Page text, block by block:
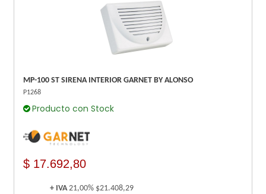
MP-100 ST SIRENA INTERIOR GARNET BY ALONSO
P1268
Producto con Stock
$ 17.692,80
+ IVA21,00% $21.408,29